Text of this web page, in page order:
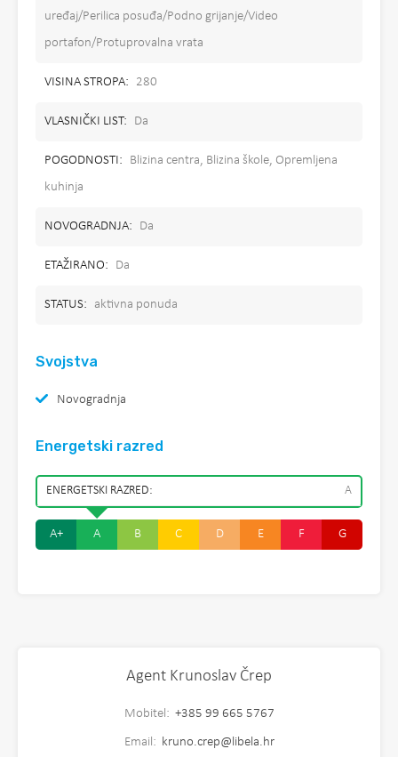
uređaj/Perilica posuđa/Podno grijanje/Video
portafon/Protuprovalna vrata
VISINA STROPA: 280
VLASNIČKI LIST: Da
POGODNOSTI:
Blizina centra, Blizina škole, Opremljena
kuhinja
NOVOGRADNJA: Da
ETAŽIRANO: Da
STATUS: aktivna ponuda
Svojstva
Novogradnja
Energetski razred
ENERGETSKI RAZRED: A
A+ A B C D E F G
Agent Krunoslav Črep
Mobitel: +385 99 665 5767
Email: kruno.crep@libela.hr